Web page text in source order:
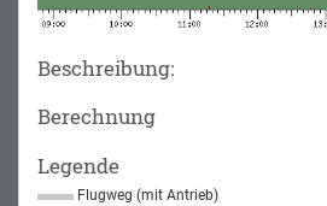
Beschreibung:
Berechnung
Legende
Flugweg (mit Antrieb)